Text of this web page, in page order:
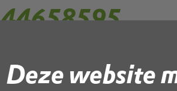
Deze website
44658595
Gebruik de onderstaande link om het